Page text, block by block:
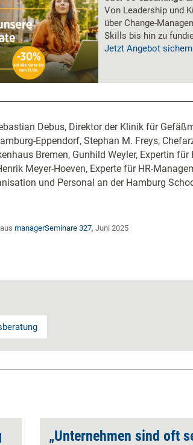
Von Leadership und
über Change-
Skills bis hin zu
Jetzt Angebot sichern
Debus, Direktor der Klinik für
Eppendorf, Stephan M. Freys,
Bremen, Gunhild Weyler, Expertin
Meyer-Hoeven, Experte für HR-
und Personal an der Hamburg
managerSeminare 327, Juni 2025